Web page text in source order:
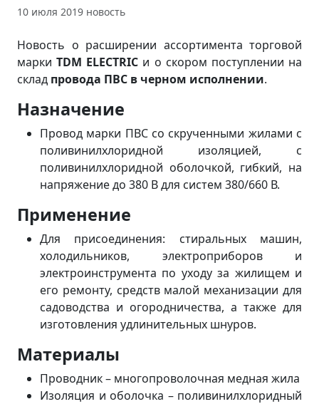
10 июля 2019 новость
Новость о расширении ассортимента торговой
маркиTDM ELECTRIC и о скором поступлении на
склад провода ПВС в черном исполнении.
Назначение
Провод марки ПВС со скрученными жилами с
поливинилхлоридной изоляцией, с
поливинилхлоридной оболочкой, гибкий, на
напряжение до 380 В для систем 380/660 В.
Применение
Для присоединения: стиральных машин,
холодильников, электроприборов и
электроинструмента по уходу за жилищем и
его ремонту, средств малой механизации для
садоводства и огородничества, а также для
изготовления удлинительных шнуров.
Материалы
Проводник – многопроволочная медная жила
Изоляция и оболочка – поливинилхлоридный